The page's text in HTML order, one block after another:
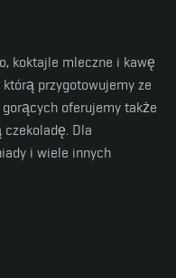
koktajle mleczne i kawę
przygotowujemy ze
oferujemy także
Dla
i wiele innych